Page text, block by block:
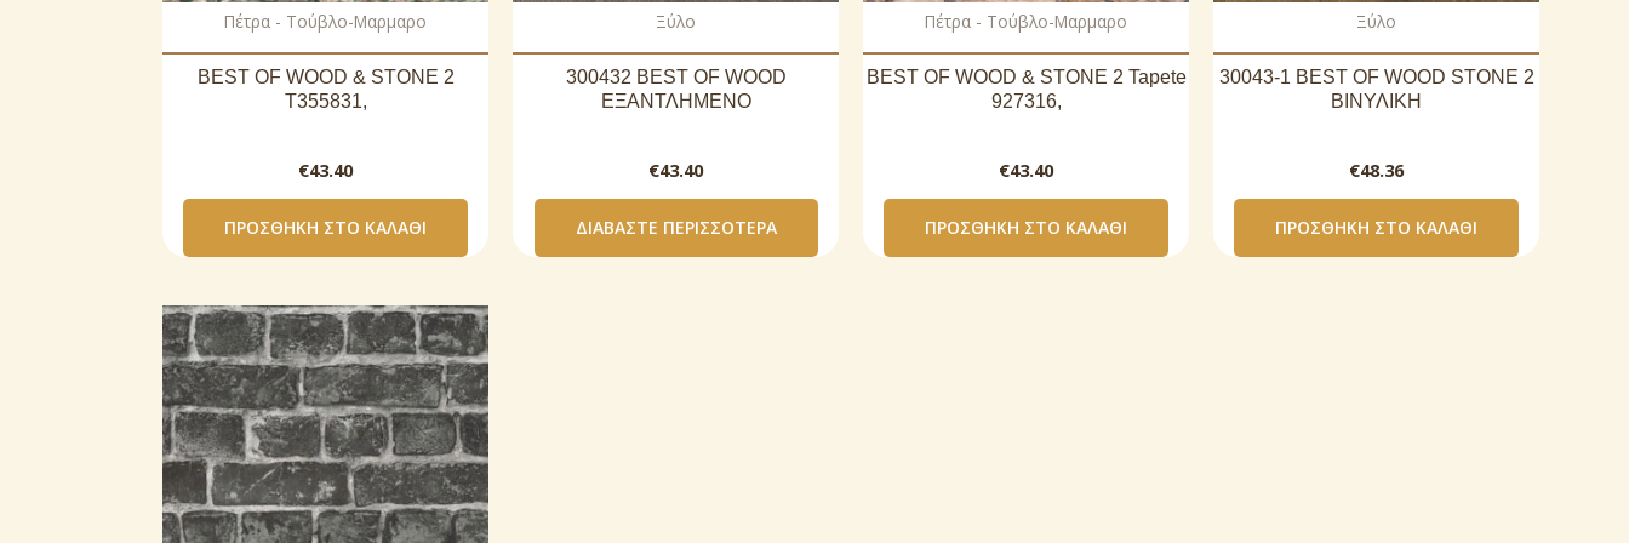
Πέτρα - Τούβλο-Μαρμαρο
BEST OF WOOD & STONE 2
T355831,
€43.40
ΠΡΟΣΘΉΚΗ ΣΤΟ ΚΑΛΆΘΙ
Ξύλο
300432 BEST OF WOOD
ΕΞΑΝΤΛΗΜΕΝΟ
€43.40
ΔΙΑΒΆΣΤΕ ΠΕΡΙΣΣΌΤΕΡΑ
Πέτρα - Τούβλο-Μαρμαρο
BEST OF WOOD & STONE 2 Tapete
927316,
€43.40
ΠΡΟΣΘΉΚΗ ΣΤΟ ΚΑΛΆΘΙ
Ξύλο
30043-1 BEST OF WOOD STONE 2
ΒΙΝΥΛΙΚΗ
€48.36
ΠΡΟΣΘΉΚΗ ΣΤΟ ΚΑΛΆΘΙ